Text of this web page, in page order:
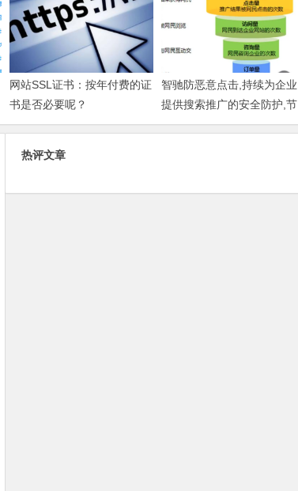
网站SSL证书：按年付费的证
书是否必要呢？
智驰防恶意点击,持续为企业
提供搜索推广的安全防护,节
约广告费增强效果
热评文章